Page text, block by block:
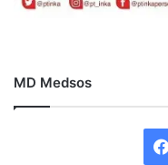
MD Medsos